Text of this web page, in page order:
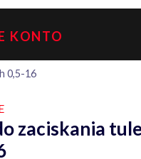
KONTO
0,5-16
zaciskania